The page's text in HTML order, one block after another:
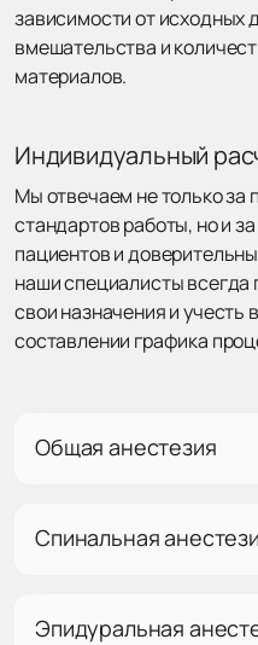
зависимости от исходных
вмешательства и
материалов.
Индивидуальный
Мы отвечаем не только за
стандартов работы, но и
пациентов и
наши специалисты всегда
свои назначения и учесть
составлении графика
Общая анестезия
Спинальная
Эпидуральная